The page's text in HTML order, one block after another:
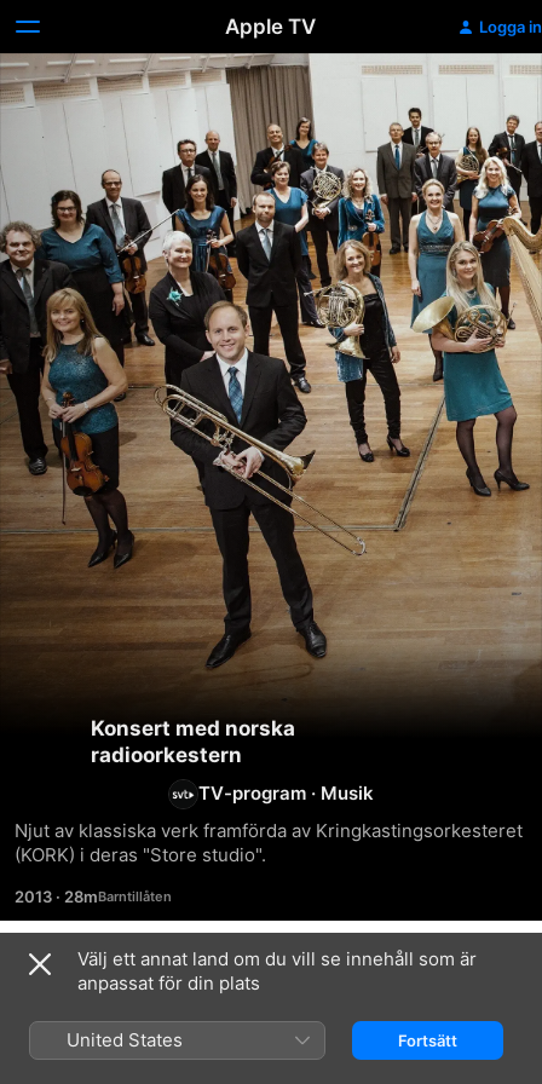
Apple TV Logga in
Konsert med norska
radioorkestern
TV-program · Musik
Njut av klassiska verk framförda av Kringkastingsorkesteret
(KORK) i deras "Store studio".
2013 · 28m
Säsong 13
Välj ett annat land om du vill se innehåll som är
anpassat för din plats
United States Fortsätt